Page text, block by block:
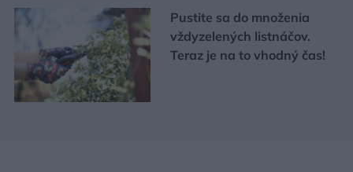
Pustite sa do množenia
vždyzelených listnáčov.
Teraz je na to vhodný čas!